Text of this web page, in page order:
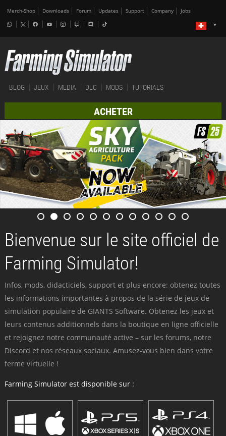
Merch-Shop Downloads Forum Updates Support Company Jobs
BLOG JEUX MEDIA DLC MODS TUTORIALS
ACHETER
Bienvenue sur le site officiel de
Farming Simulator!
Infos, mods, didacticiels, support et plus encore: obtenez toutes
les informations importantes à propos de la série de jeux de
simulation populaire de GIANTS Software. Obtenez les jeux et
leurs contenus additionnels dans la boutique en ligne officielle
et rejoignez notre communauté active – sur les forums, notre
Discord et nos réseaux sociaux. Amusez-vous bien dans votre
ferme virtuelle !
Farming Simulator est disponible sur :